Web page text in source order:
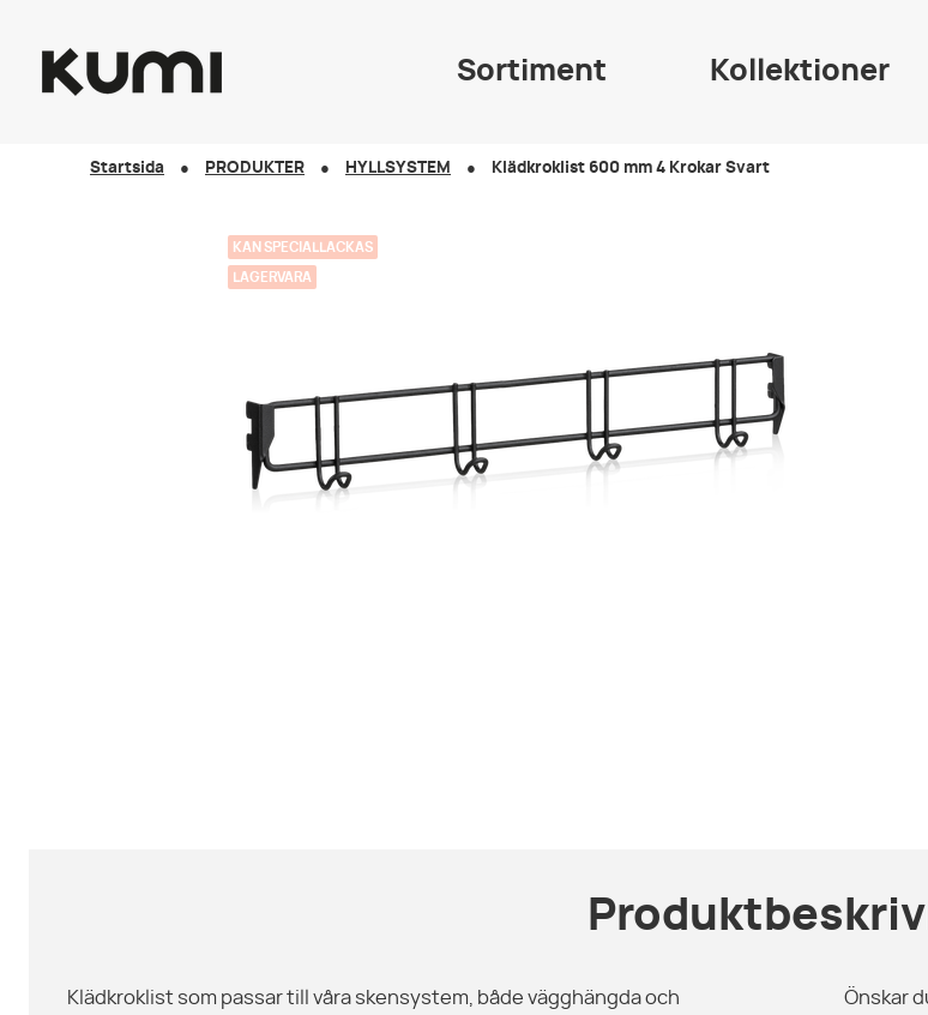
Sortiment Kollektioner
Startsida PRODUKTER HYLLSYSTEM Klädkroklist 600 mm 4 Krokar Svart
KAN SPECIALLACKAS
LAGERVARA
Klädkroklist som passar till våra skensystem, både vägghängda och
Önskar